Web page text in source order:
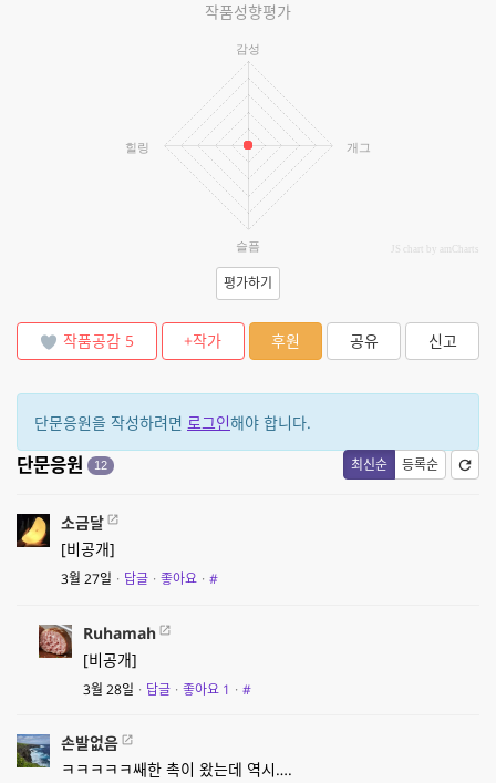
작품성향평가
감성
개그
슬픔
힐링
JS chart by amCharts
평가하기
작품공감 5 +작가 후원 공유 신고
단문응원을 작성하려면 로그인해야 합니다.
최신순 등록순
단문응원 12
소금달
[비공개]
3월 27일 · 답글 · 좋아요 · #
Ruhamah
[비공개]
3월 28일 · 답글 · 좋아요 1 · #
손발없음
ㅋㅋㅋㅋㅋ쌔한 촉이 왔는데 역시….